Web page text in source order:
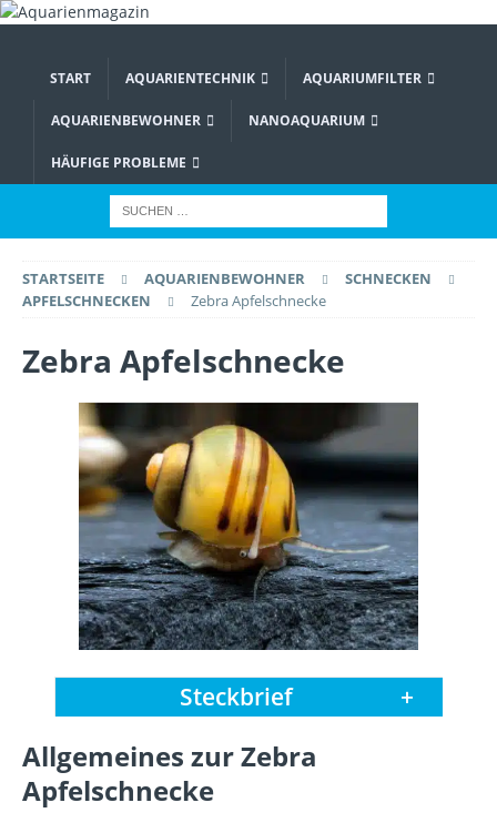
START AQUARIENTECHNIK AQUARIUMFILTER
AQUARIENBEWOHNER NANOAQUARIUM
HÄUFIGE PROBLEME
STARTSEITE AQUARIENBEWOHNER
SCHNECKEN
APFELSCHNECKEN
Zebra Apfelschnecke
Zebra Apfelschnecke
Steckbrief +
Allgemeines zur Zebra
Apfelschnecke